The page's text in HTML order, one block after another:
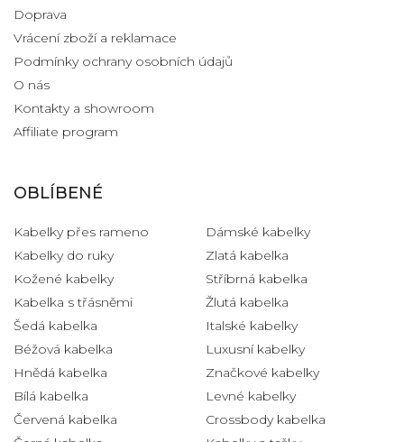
Doprava
Vrácení zboží a reklamace
Podmínky ochrany osobních údajů
O nás
Kontakty a showroom
Affiliate program
OBLÍBENÉ
Kabelky přes rameno
Kabelky do ruky
Kožené kabelky
Kabelka s třásněmi
Šedá kabelka
Béžová kabelka
Hnědá kabelka
Bílá kabelka
Červená kabelka
Dámské kabelky
Zlatá kabelka
Stříbrná kabelka
Žlutá kabelka
Italské kabelky
Luxusní kabelky
Značkové kabelky
Levné kabelky
Crossbody kabelka